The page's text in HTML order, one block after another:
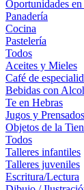
Oportunidades
Panadería
Cocina
Pastelería
Todos
Aceites y Mieles
Café de
Bebidas con
Te en Hebras
Jugos y Prensados
Objetos de la
Todos
Talleres infantiles
Talleres juveniles
Escritura/Lectura